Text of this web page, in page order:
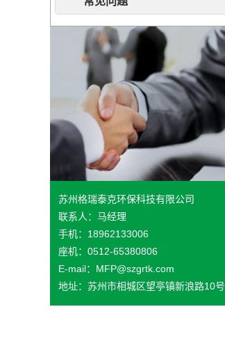
苏州格瑞泰克环保科技有限公司
联系人：马经理
手机：18962133006
座机：0512-65380806
E-mail：MFP@szgrtk.com
地址：苏州市相城区望亭镇新浪路10号